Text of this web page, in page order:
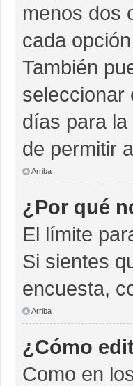
menos dos
cada
También
seleccionar
días para
de permitir
Arriba
¿Por qué
El límite
Si sientes
encuesta,
Arriba
¿Cómo
Como en